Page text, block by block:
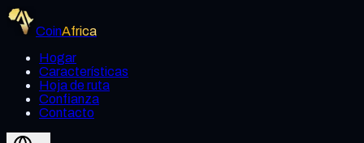
CoinAfrica
Hogar
Características
Hoja de ruta
Confianza
Contacto